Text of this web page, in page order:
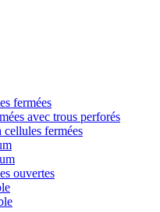
fermées
avec trous perforés
cellules fermées
ouvertes